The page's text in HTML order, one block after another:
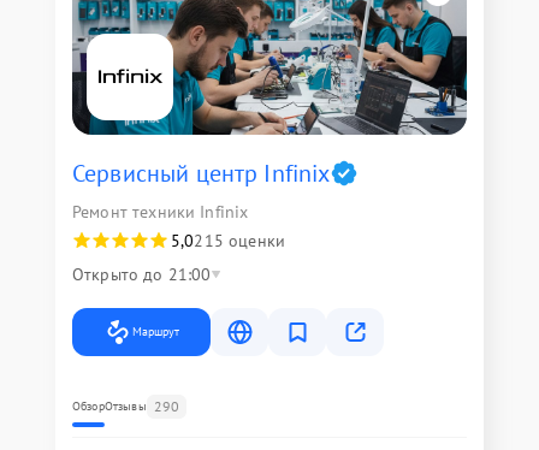
Сервисный центр Infinix
Ремонт техники Infinix
5,0215 оценки
Открыто до 21:00
Маршрут
ОбзорОтзывы 290